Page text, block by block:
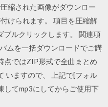
縮された画像がダウンロー
けられます。 項目を圧縮解
ブルクリックします。 関連項
ムを一括ダウンロードでご購
点ではZIP形式で全曲まとめ
いますので、 上記で[フォル
してmp3にしてからご使用下